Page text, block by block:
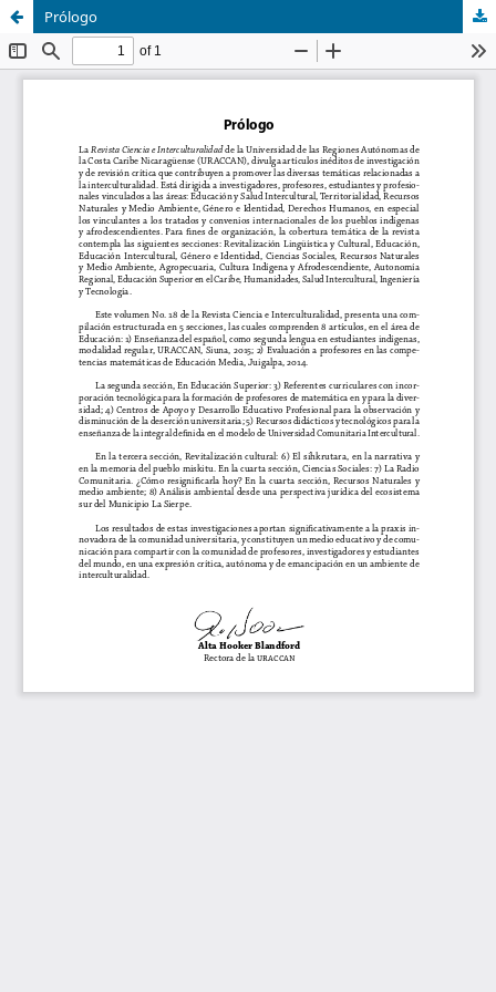
Prólogo